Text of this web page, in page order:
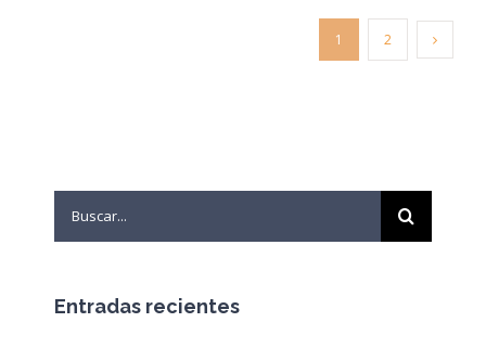
1 2
for:
Entradas recientes